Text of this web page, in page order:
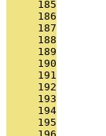
     185
     186
     187
     188
     189
     190
     191
     192
     193
     194
     195